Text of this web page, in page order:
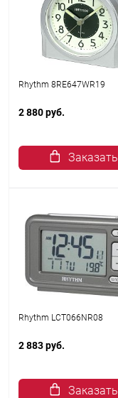
Rhythm 8RE647WR19
2 880 руб.
Заказать
Rhythm LCT066NR08
2 883 руб.
Заказать